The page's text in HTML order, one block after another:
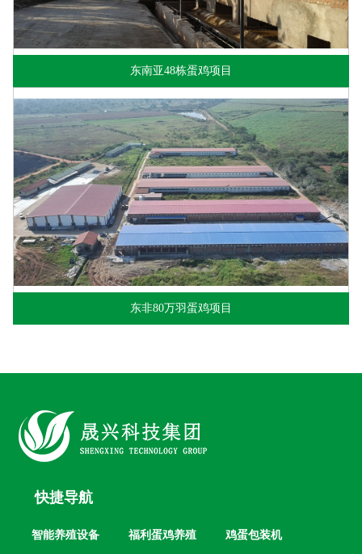
东南亚48栋蛋鸡项目
东非80万羽蛋鸡项目
快捷导航
智能养殖设备 福利蛋鸡养殖 鸡蛋包装机